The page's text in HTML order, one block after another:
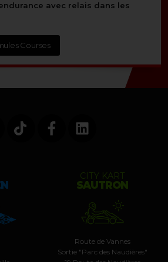
avec relais dans les
Courses
CITY KART
SAUTRON
Route de Vannes
Sortie "Parc des Naudières"